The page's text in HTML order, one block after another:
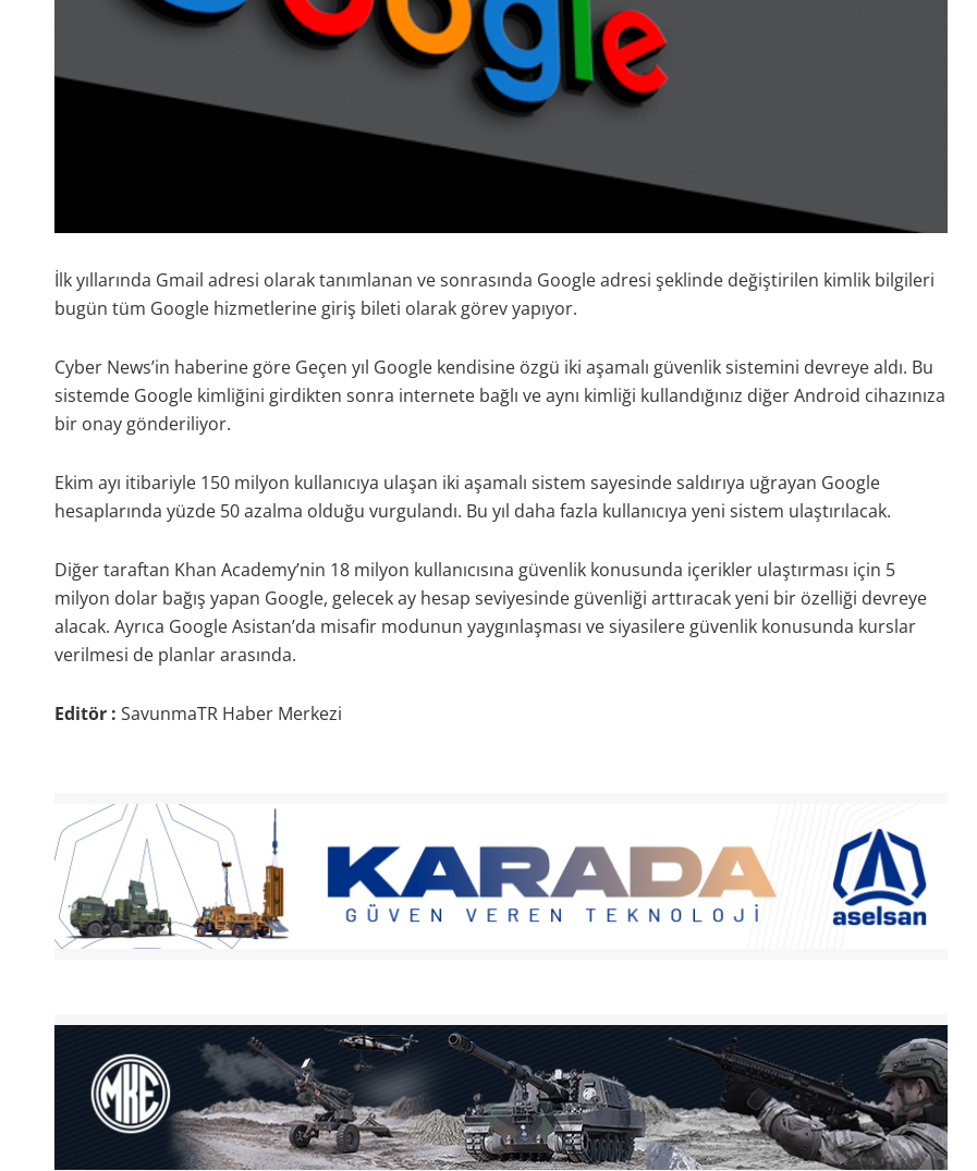
İlk yıllarında Gmail adresi olarak tanımlanan ve sonrasında Google adresi şeklinde değiştirilen kimlik bilgileri
bugün tüm Google hizmetlerine giriş bileti olarak görev yapıyor.
Cyber News’in haberine göre Geçen yıl Google kendisine özgü iki aşamalı güvenlik sistemini devreye aldı. Bu
sistemde Google kimliğini girdikten sonra internete bağlı ve aynı kimliği kullandığınız diğer Android cihazınıza
bir onay gönderiliyor.
Ekim ayı itibariyle 150 milyon kullanıcıya ulaşan iki aşamalı sistem sayesinde saldırıya uğrayan Google
hesaplarında yüzde 50 azalma olduğu vurgulandı. Bu yıl daha fazla kullanıcıya yeni sistem ulaştırılacak.
Diğer taraftan Khan Academy’nin 18 milyon kullanıcısına güvenlik konusunda içerikler ulaştırması için 5
milyon dolar bağış yapan Google, gelecek ay hesap seviyesinde güvenliği arttıracak yeni bir özelliği devreye
alacak. Ayrıca Google Asistan’da misafir modunun yaygınlaşması ve siyasilere güvenlik konusunda kurslar
verilmesi de planlar arasında.
Editör : SavunmaTR Haber Merkezi